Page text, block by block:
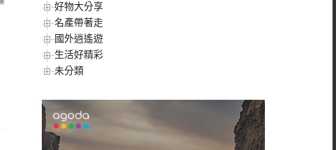
好物大分享
名產帶著走
國外逍遙遊
生活好精彩
未分類